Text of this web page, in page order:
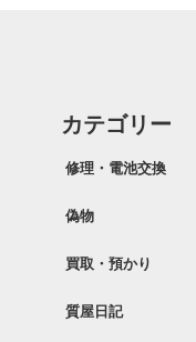
カテゴリー
修理・電池交換
偽物
買取・預かり
質屋日記